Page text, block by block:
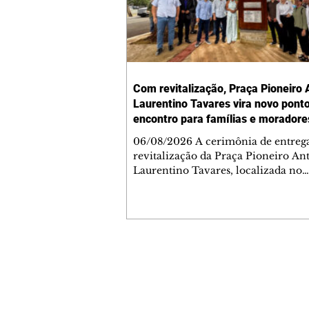
Com revitalização, Praça Pioneiro
Laurentino Tavares vira novo
encontro para famílias e
Jardim Liberdade
06/08/2026 A cerimônia de
revitalização da Praça Pioneiro
Laurentino Tavares, localizada no